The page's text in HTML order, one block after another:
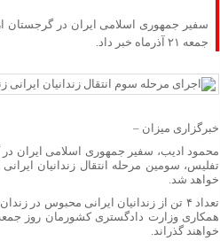
سفیر جمهوری اسلامی ایران در گرجستان
جمعه ٢١ آذرماه خبر داد.
خبرگزاری میزان –
محمود ادیب، سفیر جمهوری اسلامی ایران
خواهد شد.
تعداد ۴ تن از زندانیان ایرانی محبوس
همکاری وزارت دادگستری کشورمان روز
خواهند گذراند.